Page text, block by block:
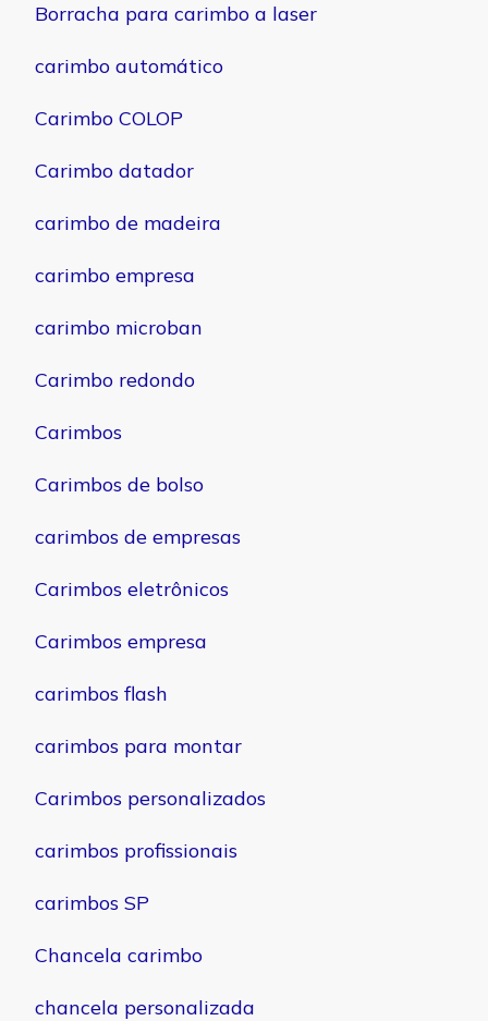
Borracha para carimbo a laser
carimbo automático
Carimbo COLOP
Carimbo datador
carimbo de madeira
carimbo empresa
carimbo microban
Carimbo redondo
Carimbos
Carimbos de bolso
carimbos de empresas
Carimbos eletrônicos
Carimbos empresa
carimbos flash
carimbos para montar
Carimbos personalizados
carimbos profissionais
carimbos SP
Chancela carimbo
chancela personalizada